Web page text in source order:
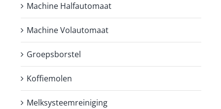
Machine Halfautomaat
Machine Volautomaat
Groepsborstel
Koffiemolen
Melksysteemreiniging